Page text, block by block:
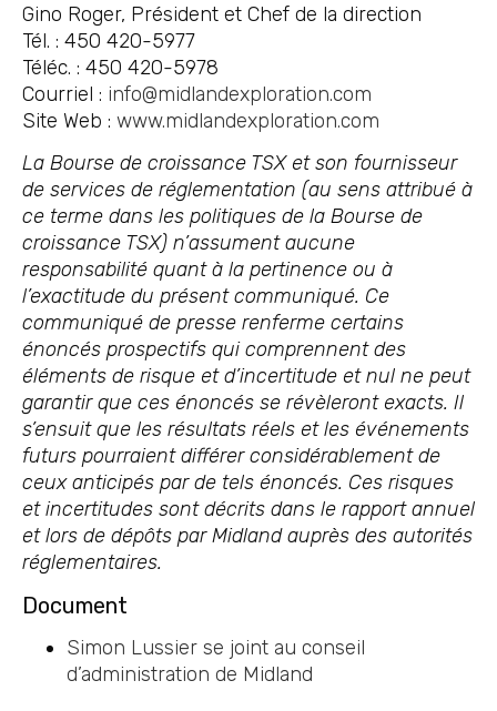
Gino Roger, Président et Chef de la direction
Tél. : 450 420-5977
Téléc. : 450 420-5978
Courriel : info@midlandexploration.com
Site Web : www.midlandexploration.com
La Bourse de croissance TSX et son fournisseur
de services de réglementation (au sens attribué à
ce terme dans les politiques de la Bourse de
croissance TSX) n’assument aucune
responsabilité quant à la pertinence ou à
l’exactitude du présent communiqué. Ce
communiqué de presse renferme certains
énoncés prospectifs qui comprennent des
éléments de risque et d’incertitude et nul ne peut
garantir que ces énoncés se révèleront exacts. Il
s’ensuit que les résultats réels et les événements
futurs pourraient différer considérablement de
ceux anticipés par de tels énoncés. Ces risques
et incertitudes sont décrits dans le rapport annuel
et lors de dépôts par Midland auprès des autorités
réglementaires.
Document
Simon Lussier se joint au conseil
d’administration de Midland